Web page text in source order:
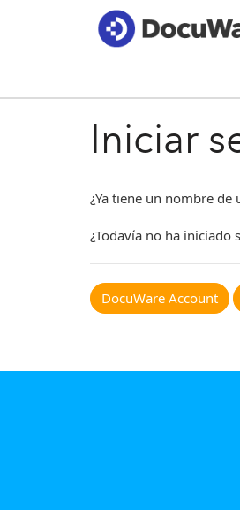
Iniciar
¿Ya tiene un nombre de
¿Todavía no ha iniciado
DocuWare Account